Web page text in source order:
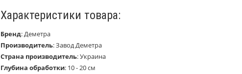
Характеристики товара:
Бренд:Деметра
Производитель:Завод Деметра
Страна производитель:Украина
Глубина обработки: 10 - 20 см